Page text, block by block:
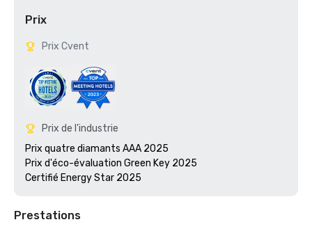
Prix
Prix Cvent
Prix de l'industrie
Prix quatre diamants AAA 2025
Prix d'éco-évaluation Green Key 2025
Prestations